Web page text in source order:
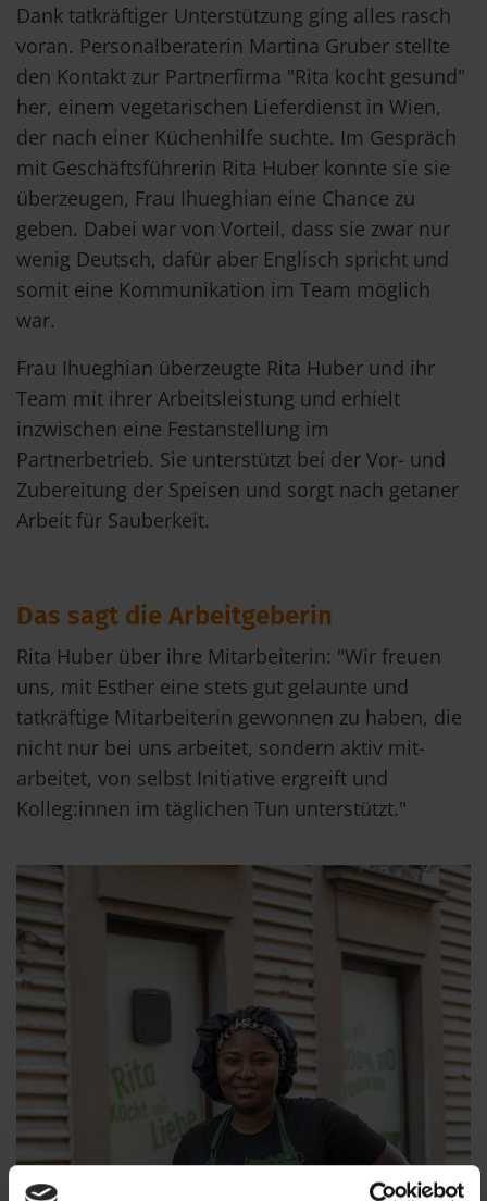
Dank tatkräftiger Unterstützung ging alles rasch
voran. Personalberaterin Martina Gruber stellte
den Kontakt zur Partnerfirma "Rita kocht gesund"
her, einem vegetarischen Lieferdienst in Wien,
der nach einer Küchenhilfe suchte. Im Gespräch
mit Geschäftsführerin Rita Huber konnte sie sie
überzeugen, Frau Ihueghian eine Chance zu
geben. Dabei war von Vorteil, dass sie zwar nur
wenig Deutsch, dafür aber Englisch spricht und
somit eine Kommunikation im Team möglich
war.
Frau Ihueghian überzeugte Rita Huber und ihr
Team mit ihrer Arbeitsleistung und erhielt
inzwischen eine Festanstellung im
Partnerbetrieb. Sie unterstützt bei der Vor- und
Zubereitung der Speisen und sorgt nach getaner
Arbeit für Sauberkeit.
Das sagt die Arbeitgeberin
Rita Huber über ihre Mitarbeiterin: "Wir freuen
uns, mit Esther eine stets gut gelaunte und
tatkräftige Mitarbeiterin gewonnen zu haben, die
nicht nur bei uns arbeitet, sondern aktiv mit-
arbeitet, von selbst Initiative ergreift und
Kolleg:innen im täglichen Tun unterstützt."